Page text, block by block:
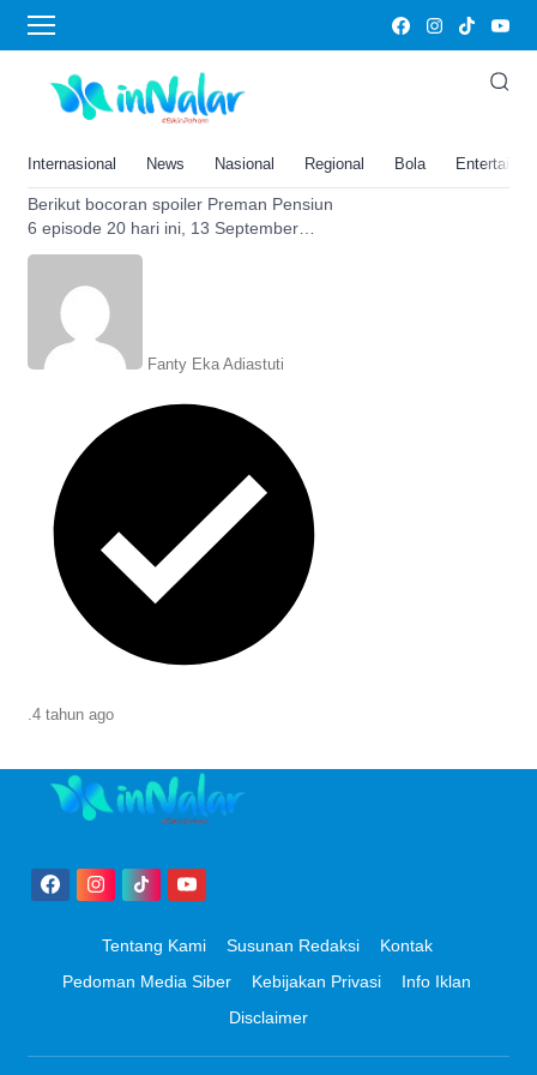
Internasional News Nasional Regional Bola
anak buah
Bocoran Spoiler Preman
Pensiun 6 Episode 20 Hari Ini, 13
Incaran Anak Buah Remon
Berikut bocoran spoiler Preman Pensiun
6 episode 20 hari ini, 13 September
2022, Taslim jadi incaran anak buah
Fanty Eka Adiastuti
.4 tahun ago
Tentang Kami Susunan Redaksi
Kontak
Pedoman Media Siber
Kebijakan Privasi
Info Iklan
Disclaimer